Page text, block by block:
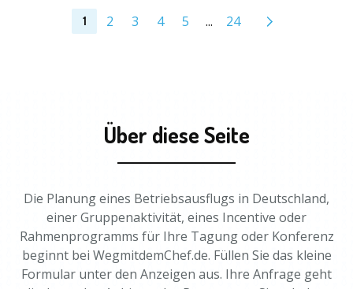
1 2 3 4 5 ... 24
Über diese Seite
Die Planung eines Betriebsausflugs in Deutschland,
einer Gruppenaktivität, eines Incentive oder
Rahmenprogramms für Ihre Tagung oder Konferenz
beginnt bei WegmitdemChef.de. Füllen Sie das kleine
Formular unter den Anzeigen aus. Ihre Anfrage geht